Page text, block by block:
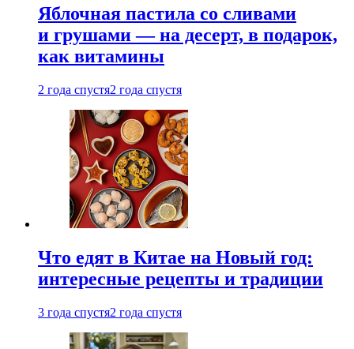
Яблочная пастила со сливами
и грушами — на десерт, в подарок,
как витамины
2 года спустя2 года спустя
Что едят в Китае на Новый год:
интересные рецепты и традиции
3 года спустя2 года спустя